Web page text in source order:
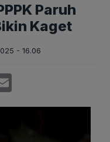
Paruh
Kaget
- 16.06